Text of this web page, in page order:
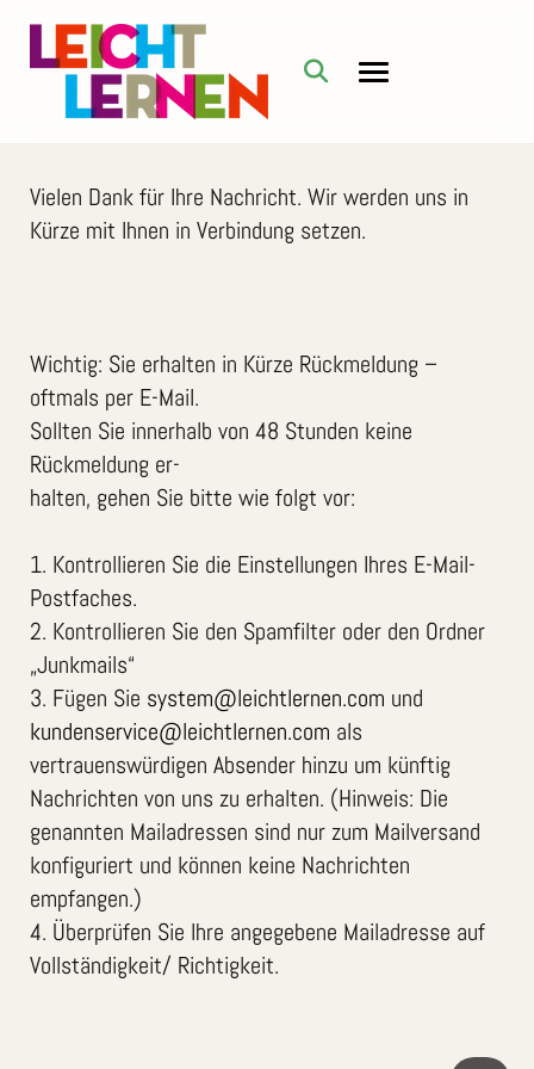
Vielen Dank für Ihre Nachricht. Wir werden uns in
Kürze mit Ihnen in Verbindung setzen.
Wichtig: Sie erhalten in Kürze Rückmeldung –
oftmals per E-Mail.
Sollten Sie innerhalb von 48 Stunden keine
Rückmeldung er-
halten, gehen Sie bitte wie folgt vor:
1. Kontrollieren Sie die Einstellungen Ihres E-Mail-
Postfaches.
2. Kontrollieren Sie den Spamfilter oder den Ordner
„Junkmails“
3. Fügen Sie system@leichtlernen.com und
kundenservice@leichtlernen.com als
vertrauenswürdigen Absender hinzu um künftig
Nachrichten von uns zu erhalten. (Hinweis: Die
genannten Mailadressen sind nur zum Mailversand
konfiguriert und können keine Nachrichten
empfangen.)
4. Überprüfen Sie Ihre angegebene Mailadresse auf
Vollständigkeit/ Richtigkeit.